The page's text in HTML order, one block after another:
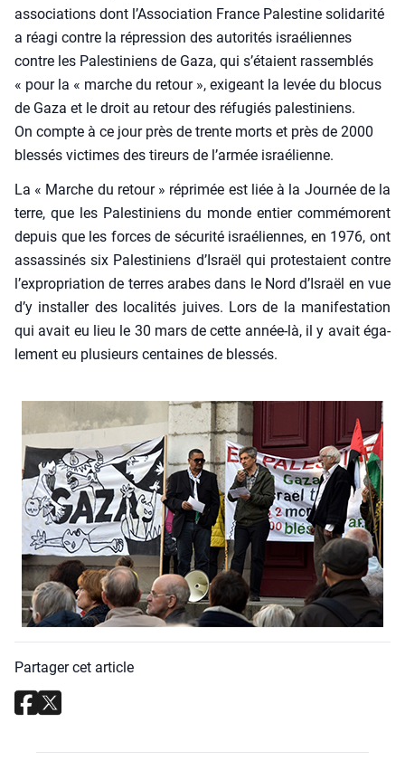
asso­cia­tions dont l’Association France Pales­tine soli­da­ri­té
a réagi contre la répres­sion des auto­ri­tés israé­liennes
contre les Pales­ti­niens de Gaza, qui s’étaient ras­sem­blés
« pour la « marche du retour », exi­geant la levée du blo­cus
de Gaza et le droit au retour des réfu­giés pales­ti­niens.
On compte à ce jour près de trente morts et près de 2000
bles­sés vic­times des tireurs de l’armée israé­lienne.
La « Marche du retour » répri­mée est liée à la Jour­née de la
terre, que les Pales­ti­niens du monde entier com­mé­morent
depuis que les forces de sécu­ri­té israé­liennes, en 1976, ont
assas­si­nés six Pales­ti­niens d’Is­raël qui pro­tes­taient contre
l’expropriation de terres arabes dans le Nord d’Israël en vue
d’y ins­tal­ler des loca­li­tés juives. Lors de la mani­fes­ta­tion
qui avait eu lieu le 30 mars de cette année-là, il y avait éga­
le­ment eu plu­sieurs cen­taines de bles­sés.
Partager cet article